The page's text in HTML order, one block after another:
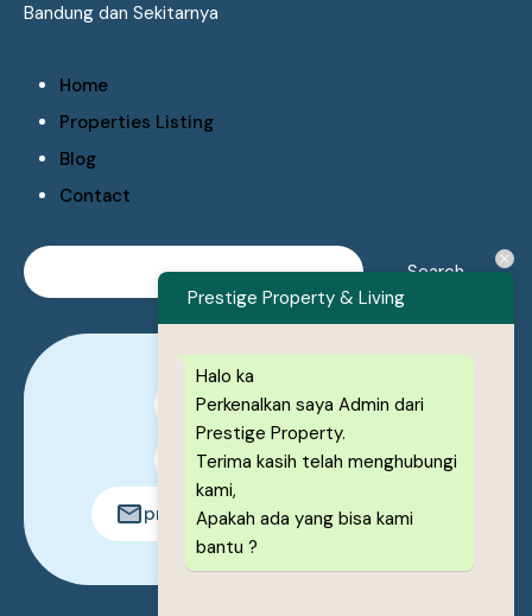
Bandung dan Sekitarnya
Home
Properties Listing
Blog
Contact
0878-1222-8443
0878-1222-8443
prestigeproperty.id@gmail.com
Prestige Property & Living
Halo ka
Perkenalkan saya Admin dari
Prestige Property.
Terima kasih telah menghubungi
kami,
Apakah ada yang bisa kami
bantu ?